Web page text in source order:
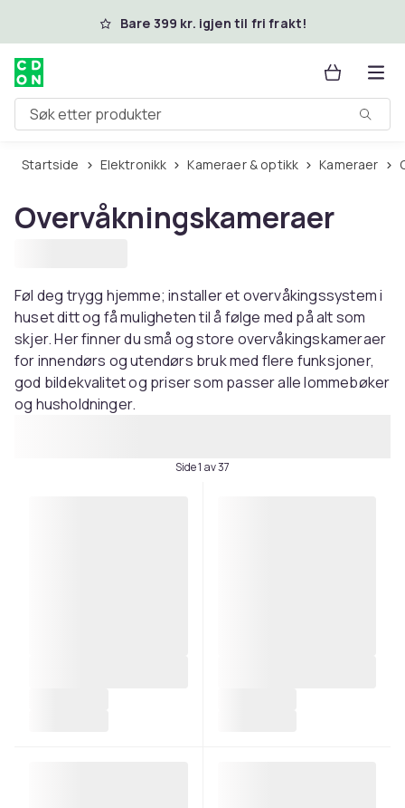
Hopp til hovedinnholdBare 399 kr. igjen til fri frakt!
Søk etter produkter
Startside Elektronikk Kameraer & optikk Kameraer
Overvåkningskameraer
Føl deg trygg hjemme; installer et overvåkingssystem i
huset ditt og få muligheten til å følge med på alt som
skjer. Her finner du små og store overvåkingskameraer
for innendørs og utendørs bruk med flere funksjoner,
god bildekvalitet og priser som passer alle lommebøker
og husholdninger.
Side 1 av 37